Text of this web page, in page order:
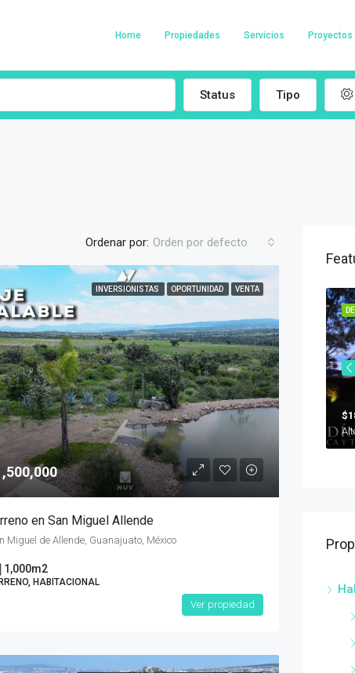
Home Propiedades Servicios Proyectos
Status Tipo
Ordenar por: Orden por defecto
INVERSIONISTAS OPORTUNIDAD VENTA
en San Miguel Allende
Miguel de Allende, Guanajuato, México
1,000m2
HABITACIONAL
Ver propiedad
$7,500,000